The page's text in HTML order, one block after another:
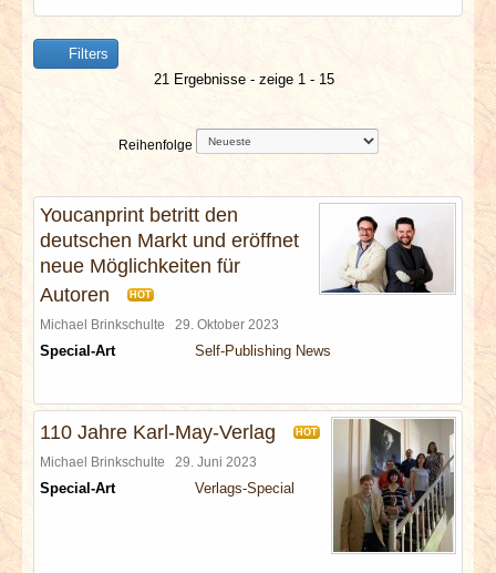
BERICHTE
SPECIALS
REDAKTION
LINKS
Filters
21 Ergebnisse - zeige 1 - 15
Reihenfolge
Youcanprint betritt den
deutschen Markt und eröffnet
neue Möglichkeiten für
Autoren
HOT
Michael Brinkschulte 29. Oktober 2023
Special-Art Self-Publishing News
110 Jahre Karl-May-Verlag HOT
Michael Brinkschulte 29. Juni 2023
Special-Art Verlags-Special